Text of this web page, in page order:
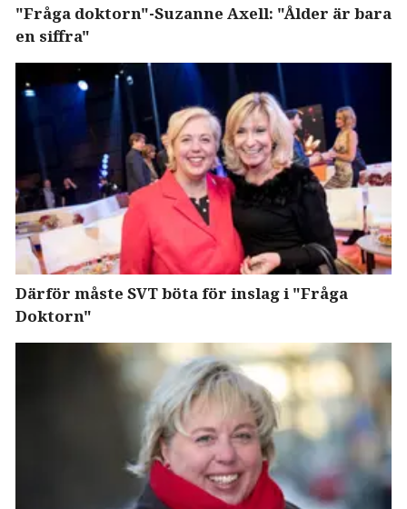
"Fråga doktorn"-Suzanne Axell: "Ålder är bara
en siffra"
Därför måste SVT böta för inslag i "Fråga
Doktorn"